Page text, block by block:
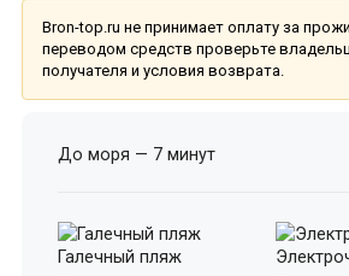
Bron-top.ru не принимает оплату за
переводом средств проверьте
получателя и условия возврата.
До моря — 7 минут
Галечный пляж